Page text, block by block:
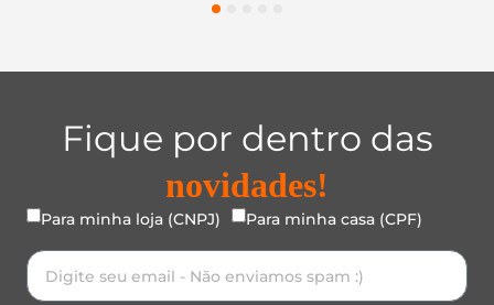
45
Fique por dentro das
novidades!
Para minha loja (CNPJ) Para minha casa (CPF)